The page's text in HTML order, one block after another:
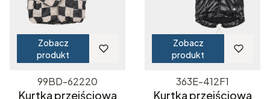
Zobacz
produkt
99BD-62220
Kurtka przejściowa
Zobacz
produkt
363E-412F1
Kurtka przejściowa